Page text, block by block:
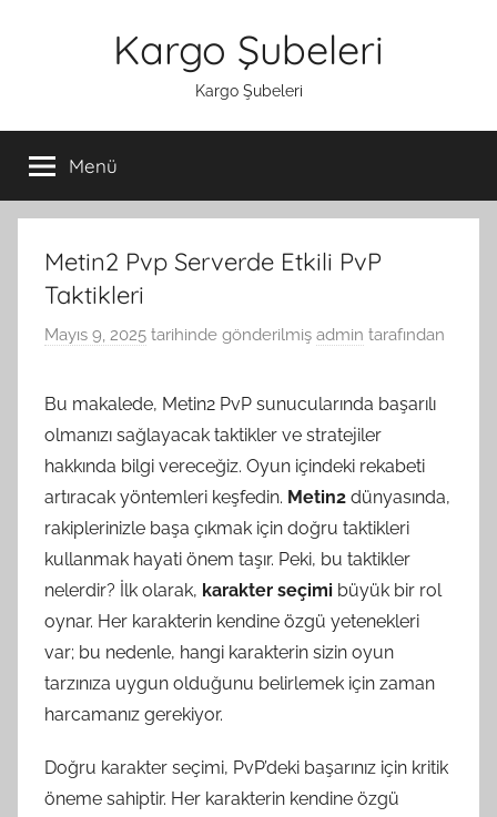
Kargo Şubeleri
Kargo Şubeleri
Menü
Metin2 Pvp Serverde Etkili PvP
Taktikleri
Mayıs 9, 2025 tarihinde gönderilmiş admin tarafından
Bu makalede, Metin2 PvP sunucularında başarılı
olmanızı sağlayacak taktikler ve stratejiler
hakkında bilgi vereceğiz. Oyun içindeki rekabeti
artıracak yöntemleri keşfedin. Metin2 dünyasında,
rakiplerinizle başa çıkmak için doğru taktikleri
kullanmak hayati önem taşır. Peki, bu taktikler
nelerdir? İlk olarak, karakter seçimi büyük bir rol
oynar. Her karakterin kendine özgü yetenekleri
var; bu nedenle, hangi karakterin sizin oyun
tarzınıza uygun olduğunu belirlemek için zaman
harcamanız gerekiyor.
Doğru karakter seçimi, PvP’deki başarınız için kritik
öneme sahiptir. Her karakterin kendine özgü